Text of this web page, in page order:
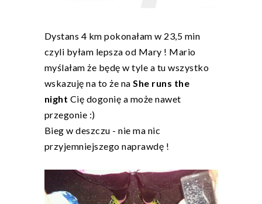
Dystans 4 km pokonałam w 23,5 min
czyli byłam lepsza od Mary ! Mario
myślałam że będę w tyle a tu wszystko
wskazuję na to że na She runs the
night Cię dogonię a może nawet
przegonie :)
Bieg w deszczu - nie ma nic
przyjemniejszego naprawdę !